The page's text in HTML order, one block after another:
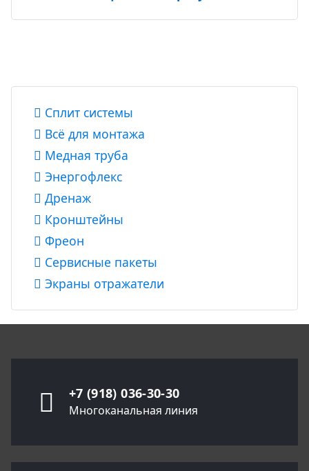
Сплит системы
Всё для монтажа
Медная труба
Энергофлекс
Дренаж
Кронштейны
Фреон
Сервисные пакеты
Экраны отражатели
+7 (918) 036-30-30
Многоканальная линия